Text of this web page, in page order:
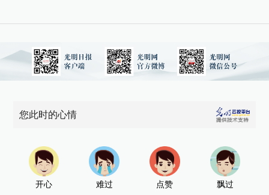
您此时的心情
开心 难过 点赞 飘过